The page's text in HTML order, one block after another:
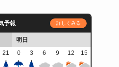
予報 詳しくみる
明日
21 0 3 6 9 12
15